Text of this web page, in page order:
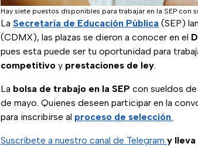
Hay siete puestos disponibles para trabajar en la SEP con
La Secretaría de Educación Pública (SEP)
(CDMX), las plazas se dieron a conocer en el
pues esta puede ser tu oportunidad para
competitivo y prestaciones de ley.
La bolsa de trabajo en la SEP con sueldos
de mayo. Quienes deseen participar en la
para inscribirse al proceso de selección.
Suscríbete a nuestro canal de Telegram y lleva